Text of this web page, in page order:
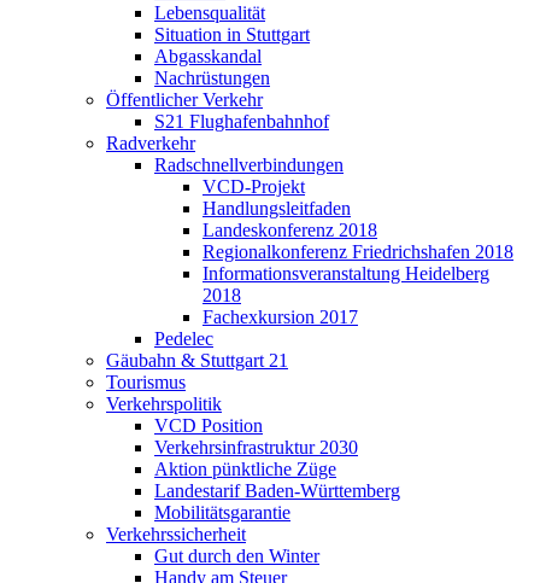
Lebensqualität
Situation in Stuttgart
Abgasskandal
Nachrüstungen
Öffentlicher Verkehr
S21 Flughafenbahnhof
Radverkehr
Radschnellverbindungen
VCD-Projekt
Handlungsleitfaden
Landeskonferenz 2018
Regionalkonferenz Friedrichshafen 2018
Informationsveranstaltung Heidelberg
2018
Fachexkursion 2017
Pedelec
Gäubahn & Stuttgart 21
Tourismus
Verkehrspolitik
VCD Position
Verkehrsinfrastruktur 2030
Aktion pünktliche Züge
Landestarif Baden-Württemberg
Mobilitätsgarantie
Verkehrssicherheit
Gut durch den Winter
Handy am Steuer